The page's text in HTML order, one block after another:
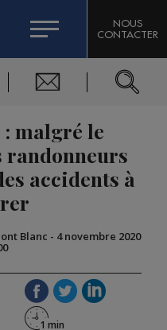
DE L'EXPERT
SKIABLES
BLANC
NOUS
CONTACTER
malgré le
randonneurs
accidents à
Blanc - 4 novembre 2020